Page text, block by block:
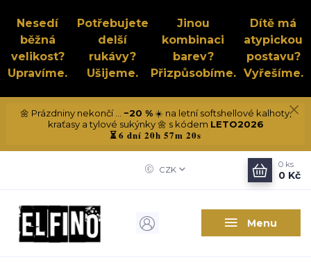
Nesedí
běžná
velikost?
Upravíme.
Potřebujete
delší
rukávy?
Ušijeme.
Jinou
kombinaci
barev?
Přizpůsobíme.
Dítě má
atypickou
postavu?
Vyřešíme.
🌼 Prázdniny nekončí ... −20 %☀️ na letní softshellové kalhoty,
kraťasy a tylové sukýnky 🌼 s kódem LETO2026
⏳6 dní 20h 57m 19s
Menu
CZK
0 ks
0 Kč